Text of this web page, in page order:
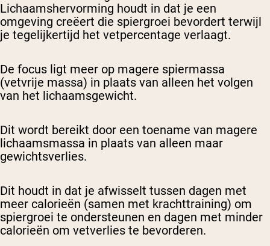
Lichaamshervorming houdt in dat je een
omgeving creëert die spiergroei bevordert terwijl
je tegelijkertijd het vetpercentage verlaagt.
De focus ligt meer op magere spiermassa
(vetvrije massa) in plaats van alleen het volgen
van het lichaamsgewicht.
Dit wordt bereikt door een toename van magere
lichaamsmassa in plaats van alleen maar
gewichtsverlies.
Dit houdt in dat je afwisselt tussen dagen met
meer calorieën (samen met krachttraining) om
spiergroei te ondersteunen en dagen met minder
calorieën om vetverlies te bevorderen.